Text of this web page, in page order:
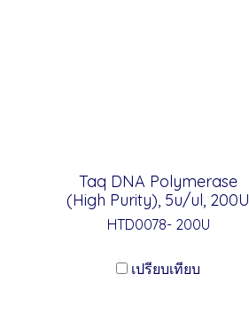
Taq DNA Polymerase
(High Purity), 5u/ul, 200U
HTD0078- 200U
เปรียบเทียบ